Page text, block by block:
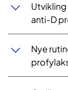
anti-D
Nye